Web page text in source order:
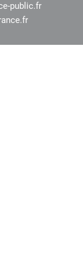
public.fr